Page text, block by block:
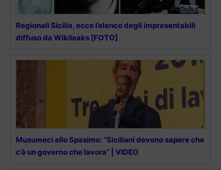
Regionali Sicilia, ecco l’elenco degli impresentabili
diffuso da Wikileaks [FOTO]
Musumeci allo Spasimo: “Siciliani devono sapere che
c’è un governo che lavora” | VIDEO